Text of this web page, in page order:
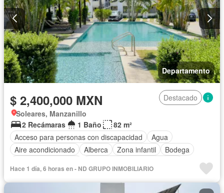
Departamento
$ 2,400,000 MXN
Destacado
Soleares, Manzanillo
2 Recámaras
1 Baño
82 m²
Acceso para personas con discapacidad
Agua
Aire acondicionado
Alberca Zona infantil
Bodega
Cisterna
Cocina equipada Cocina integral
Estacionamiento
Hace 1 día, 6 horas en - ND GRUPO INMOBILIARIO